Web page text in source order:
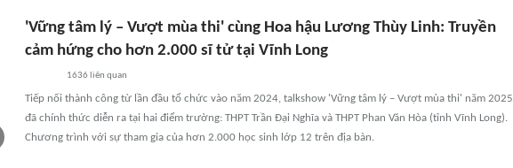
'Vững tâm lý – Vượt mùa thi' cùng Hoa hậu Lương Thùy Linh: Truyền
cảm hứng cho hơn 2.000 sĩ tử tại Vĩnh Long
1636 liên quan
Tiếp nối thành công từ lần đầu tổ chức vào năm 2024, talkshow 'Vững tâm lý – Vượt mùa thi' năm 2025
đã chính thức diễn ra tại hai điểm trường: THPT Trần Đại Nghĩa và THPT Phan Văn Hòa (tỉnh Vĩnh Long).
Chương trình với sự tham gia của hơn 2.000 học sinh lớp 12 trên địa bàn.